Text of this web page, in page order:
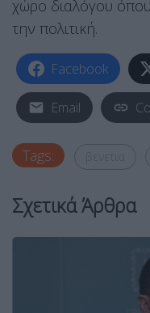
χώρο διαλόγου
την πολιτική.
Facebook
Email
Tags:
Σχετικά Άρθρα